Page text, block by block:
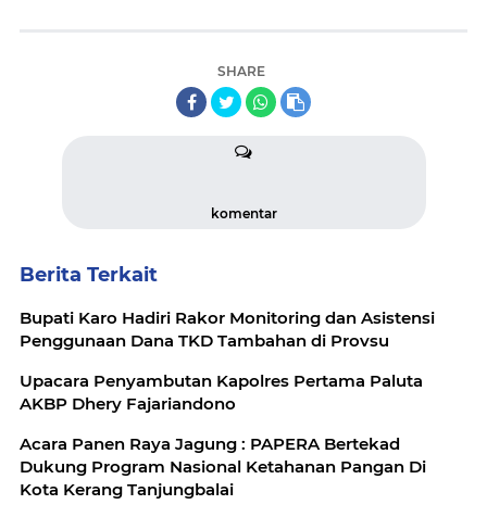
SHARE
komentar
Berita Terkait
Bupati Karo Hadiri Rakor Monitoring dan Asistensi
Penggunaan Dana TKD Tambahan di Provsu
Upacara Penyambutan Kapolres Pertama Paluta
AKBP Dhery Fajariandono
Acara Panen Raya Jagung : PAPERA Bertekad
Dukung Program Nasional Ketahanan Pangan Di
Kota Kerang Tanjungbalai